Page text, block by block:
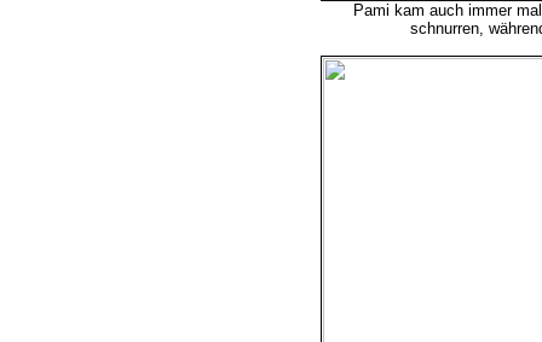
Pami kam auch immer
schnurren,